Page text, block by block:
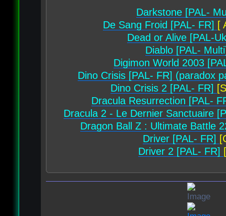
Darkstone [PAL-
De Sang Froid [PAL- FR] [
Dead or Alive [PAL-
Diablo [PAL-
Digimon World 2003
Dino Crisis [PAL- FR] (paradox
Dino Crisis 2 [PAL- FR]
Dracula Resurrection [PAL-
Dracula 2 - Le Dernier Sanctuaire
Dragon Ball Z : Ultimate Battle
Driver [PAL- FR]
Driver 2 [PAL- FR]